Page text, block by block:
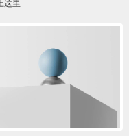
这里